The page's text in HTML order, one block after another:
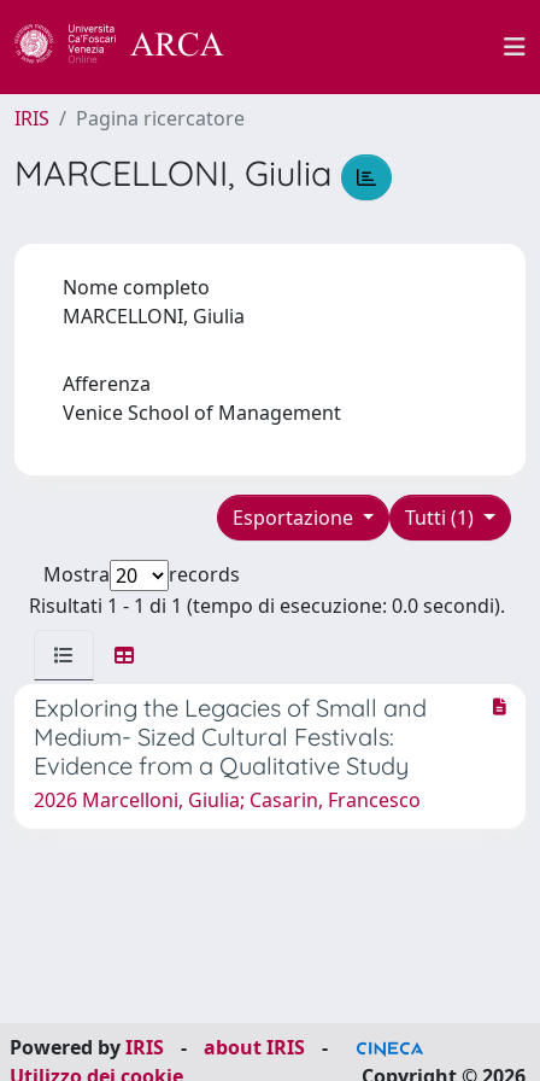
IRIS Pagina ricercatore
MARCELLONI, Giulia
Nome completo
MARCELLONI, Giulia
Afferenza
Venice School of Management
Tutti (1)
Esportazione
Mostra
records
Risultati 1 - 1 di 1 (tempo di esecuzione: 0.0 secondi).
Exploring the Legacies of Small and
Medium- Sized Cultural Festivals:
Evidence from a Qualitative Study
2026 Marcelloni, Giulia; Casarin, Francesco
Powered byIRIS - about IRIS
-